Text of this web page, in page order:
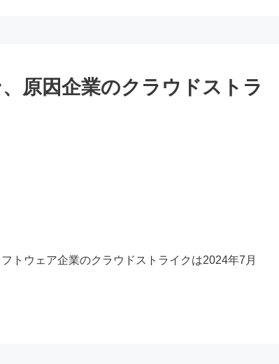
原因企業のクラウドストラ
トウェア企業のクラウドストライクは2024年7月